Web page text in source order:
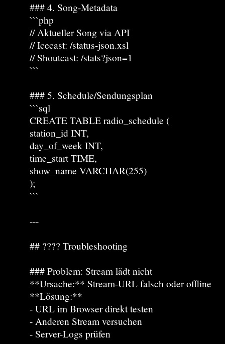
### 4. Song-Metadata
```php
// Aktueller Song via API
// Icecast: /status-json.xsl
// Shoutcast: /stats?json=1
```
### 5. Schedule/Sendungsplan
```sql
CREATE TABLE radio_schedule (
station_id INT,
day_of_week INT,
time_start TIME,
show_name VARCHAR(255)
);
```
---
## ???? Troubleshooting
### Problem: Stream lädt nicht
**Ursache:** Stream-URL falsch oder offline
**Lösung:**
- URL im Browser direkt testen
- Anderen Stream versuchen
- Server-Logs prüfen